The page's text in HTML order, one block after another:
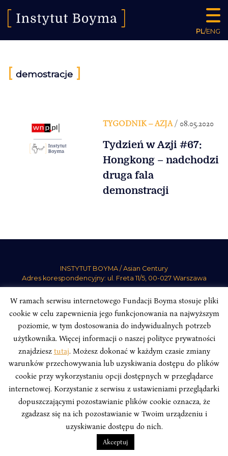
PL/ENG
[ demostracje ]
TYGODNIK – AZJA/ 08.05.2020
Tydzień w Azji #67:
Hongkong – nadchodzi
druga fala
demonstracji
INSTYTUT BOYMA / Asian Century
Adres korespondencyjny: ul. Freta 11/5, 00-027 Warszawa
Odwiedź nas w mediach społecznościowych:
INSTYTUT BOYMA. WSZELKIE PRAWA ZASTRZEŻONE.
Polityka
Prywatności Serwisu Polityka Prywatności Fundacji
design Beata Świerczyńska , development Alan Głodek
W ramach serwisu internetowego Fundacji Boyma stosuje pliki
cookie w celu zapewnienia jego funkcjonowania na najwyższym
poziomie, w tym dostosowania do indywidualnych potrzeb
użytkownika. Więcej informacji o naszej polityce prywatności
znajdziesz tutaj. Możesz dokonać w każdym czasie zmiany
warunków przechowywania lub uzyskiwania dostępu do plików
cookie przy wykorzystaniu opcji dostępnych w przeglądarce
internetowej. Korzystanie z serwisu z ustawieniami przeglądarki
dopuszczającymi pozostawianie plików cookie oznacza, że
zgadzasz się na ich pozostawianie w Twoim urządzeniu i
uzyskiwanie dostępu do nich.
Akceptuj